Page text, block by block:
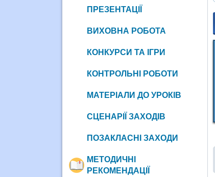
ПРЕЗЕНТАЦІЇ
ВИХОВНА РОБОТА
КОНКУРСИ ТА ІГРИ
КОНТРОЛЬНІ РОБОТИ
МАТЕРІАЛИ ДО УРОКІВ
СЦЕНАРІЇ ЗАХОДІВ
ПОЗАКЛАСНІ ЗАХОДИ
МЕТОДИЧНІ
РЕКОМЕНДАЦІЇ